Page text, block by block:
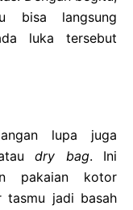
bisa langsung
luka tersebut
lupa juga
dry bag. Ini
pakaian kotor
tasmu jadi basah